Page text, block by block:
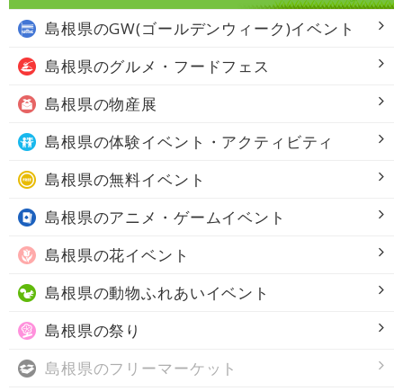
島根県のGW(ゴールデンウィーク)イベント
島根県のグルメ・フードフェス
島根県の物産展
島根県の体験イベント・アクティビティ
島根県の無料イベント
島根県のアニメ・ゲームイベント
島根県の花イベント
島根県の動物ふれあいイベント
島根県の祭り
島根県のフリーマーケット